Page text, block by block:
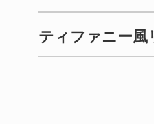
ティファニー